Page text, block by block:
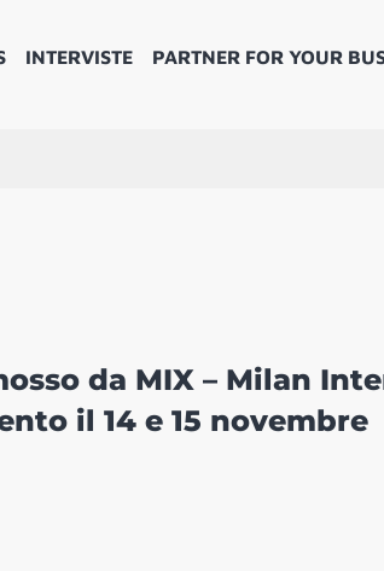
INTERVISTE PARTNER FOR YOUR
da MIX – Milan
il 14 e 15 novembre